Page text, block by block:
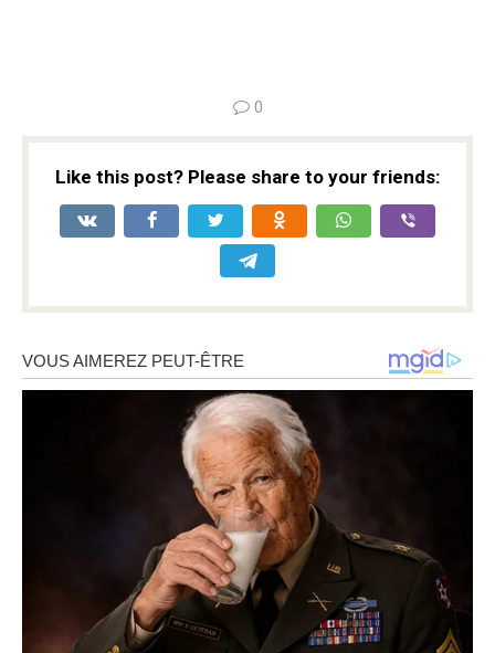
0
Like this post? Please share to your friends: